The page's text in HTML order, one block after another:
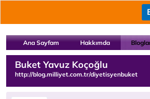
Ana Sayfam Hakkımda
Buket Yavuz Koçoğlu
http://blog.milliyet.com.tr/diyetisyenbuket